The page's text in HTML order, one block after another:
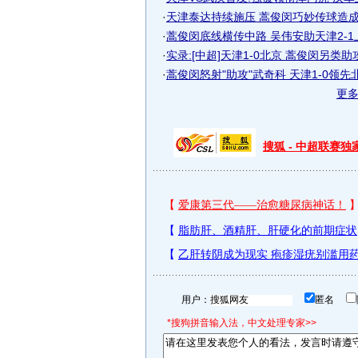
·天津泰达持续施压 蒿俊闵巧妙传球造
·蒿俊闵底线横传中路 吴伟安助天津2-1
·实录:[中超]天津1-0北京 蒿俊闵另类助
·蒿俊闵怒射"助攻"武奇科 天津1-0领先
更
搜狐 - 中超联赛独
用户： 匿名
*搜狗拼音输入法，中文处理专家>>